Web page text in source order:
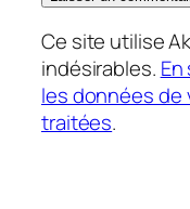
Ce site utilise
indésirables.
les données de
traitées.